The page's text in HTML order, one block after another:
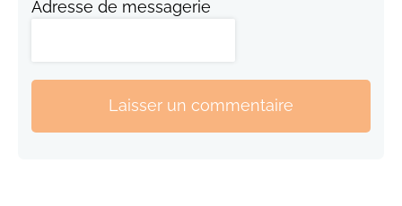
Adresse de messagerie
Laisser un commentaire